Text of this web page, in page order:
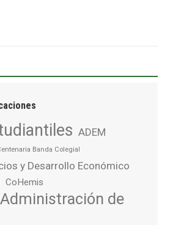
ADEM
Banda Colegial
y Desarrollo Económico
CoHemis
de